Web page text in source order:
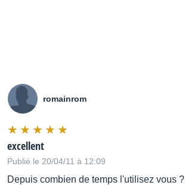
romainrom
excellent
Publié le 20/04/11 à 12:09
Depuis combien de temps l'utilisez vous ?